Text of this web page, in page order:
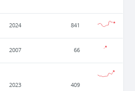
2024 841
2007 66
2023 409